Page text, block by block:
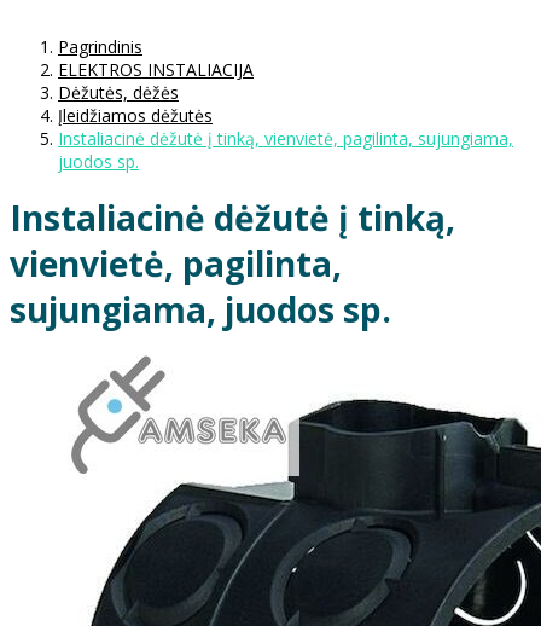
Pagrindinis
ELEKTROS INSTALIACIJA
Dėžutės, dėžės
Įleidžiamos dėžutės
Instaliacinė dėžutė į tinką, vienvietė, pagilinta, sujungiama,
juodos sp.
Instaliacinė dėžutė į tinką,
vienvietė, pagilinta,
sujungiama, juodos sp.